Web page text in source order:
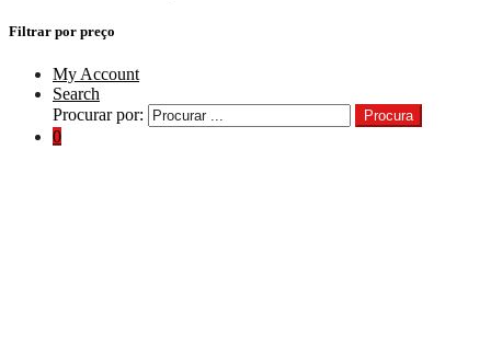
Filtrar por preço
My Account
Search
Procurar por:
Procura
0